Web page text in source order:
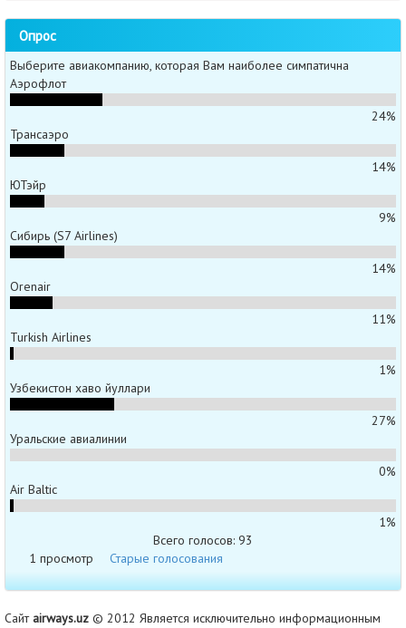
Опрос
Выберите авиакомпанию, которая Вам наиболее симпатична
Аэрофлот
24%
Трансаэро
14%
ЮТэйр
9%
Сибирь (S7 Airlines)
14%
Orenair
11%
Turkish Airlines
1%
Узбекистон хаво йуллари
27%
Уральские авиалинии
0%
Air Baltic
1%
Всего голосов: 93
1 просмотр
Старые голосования
Сайтairways.uz © 2012 Является исключительно информационным